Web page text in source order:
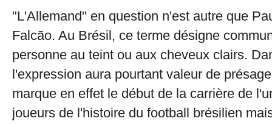
"L'Allemand" en question n'est autre que
Falcão. Au Brésil, ce terme désigne
personne au teint ou aux cheveux clairs.
l'expression aura pourtant valeur de
marque en effet le début de la carrière de
joueurs de l'histoire du football brésilien